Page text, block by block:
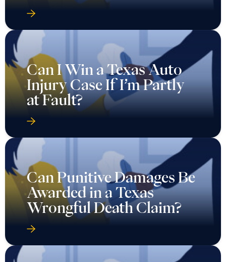
Can I Win a Texas Auto
Injury Case If I’m Partly
at Fault?
Can Punitive Damages Be
Awarded in a Texas
Wrongful Death Claim?